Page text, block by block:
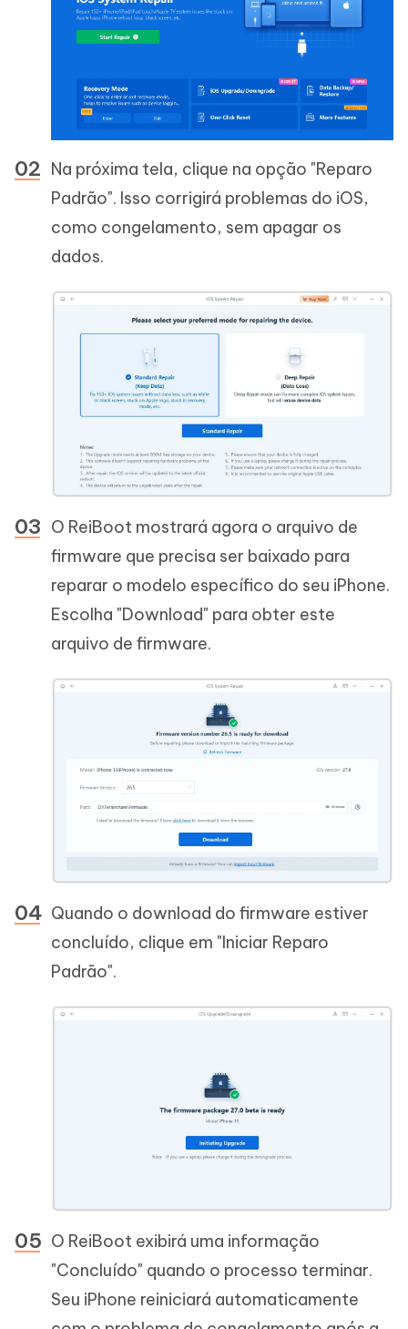
Na próxima tela, clique na opção "Reparo
Padrão". Isso corrigirá problemas do iOS,
como congelamento, sem apagar os
dados.
O ReiBoot mostrará agora o arquivo de
firmware que precisa ser baixado para
reparar o modelo específico do seu iPhone.
Escolha "Download" para obter este
arquivo de firmware.
Quando o download do firmware estiver
concluído, clique em "Iniciar Reparo
Padrão".
O ReiBoot exibirá uma informação
"Concluído" quando o processo terminar.
Seu iPhone reiniciará automaticamente